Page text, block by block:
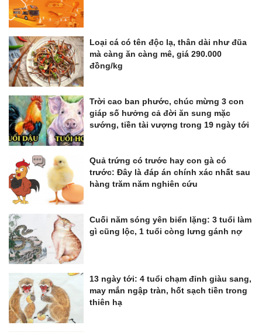
Loại cá có tên độc lạ, thân dài như đũa
mà càng ăn càng mê, giá 290.000
đồng/kg
Trời cao ban phước, chúc mừng 3 con
giáp số hưởng cả đời ăn sung mặc
sướng, tiền tài vượng trong 19 ngày tới
Quả trứng có trước hay con gà có
trước: Đây là đáp án chính xác nhất sau
hàng trăm năm nghiên cứu
Cuối năm sóng yên biển lặng: 3 tuổi làm
gì cũng lộc, 1 tuổi còng lưng gánh nợ
13 ngày tới: 4 tuổi chạm đỉnh giàu sang,
may mắn ngập tràn, hốt sạch tiền trong
thiên hạ